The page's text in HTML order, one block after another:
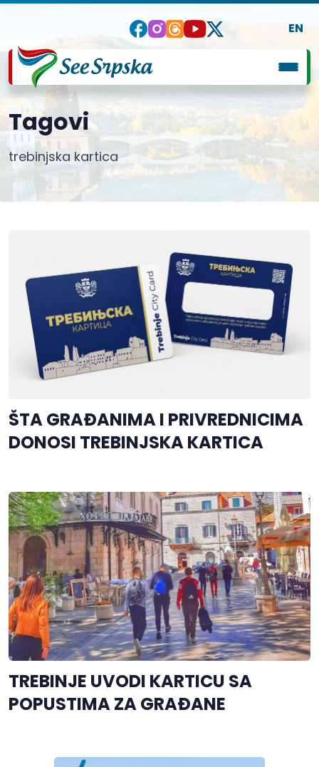
EN
Tagovi
trebinjska kartica
ŠTA GRAĐANIMA I PRIVREDNICIMA
DONOSI TREBINJSKA KARTICA
TREBINJE UVODI KARTICU SA
POPUSTIMA ZA GRAĐANE